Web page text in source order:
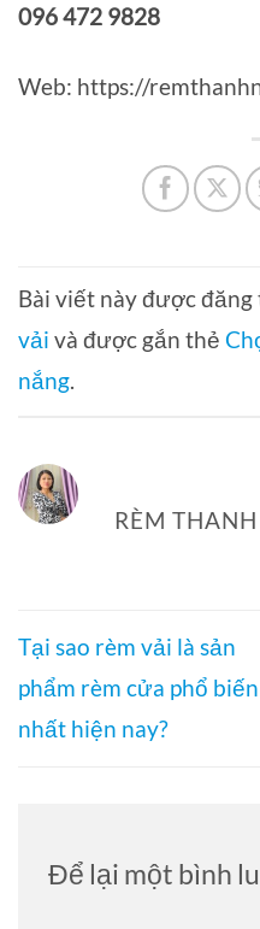
096 472 9828
Web: https://
Bài viết này được
vải và được gắn thẻ
nắng.
RÈM
Tại sao rèm vải là sản
phẩm rèm cửa phổ biến
nhất hiện nay?
Để lại một bình